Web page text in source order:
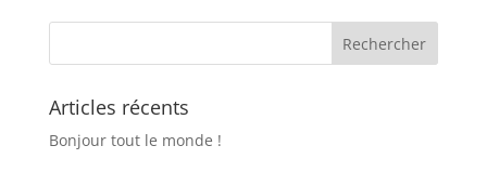
Articles récents
Bonjour tout le monde !